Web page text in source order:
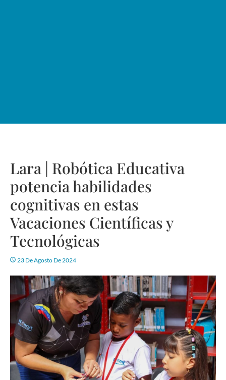
Lara | Robótica Educativa
potencia habilidades
cognitivas en estas
Vacaciones Científicas y
Tecnológicas
23 De Agosto De 2024